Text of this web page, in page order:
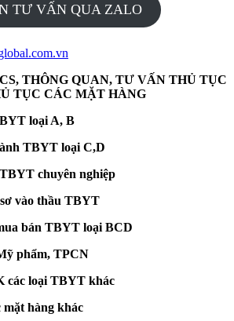
TƯ VẤN QUA ZALO
THÔNG QUAN, TƯ VẤN THỦ TỤC
TỤC CÁC MẶT HÀNG
loại A, B
TBYT loại C,D
chuyên nghiệp
vào thầu TBYT
bán TBYT loại BCD
phẩm, TPCN
các loại TBYT khác
mặt hàng khác